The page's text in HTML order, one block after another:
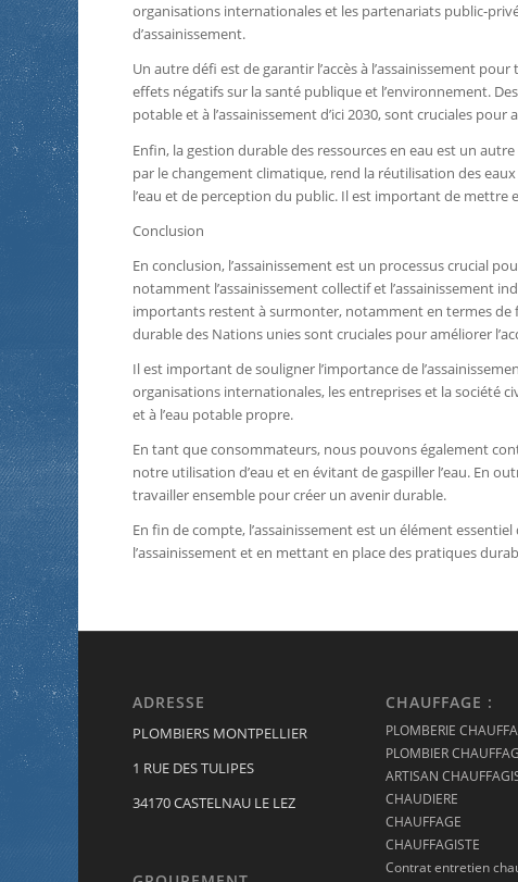
organisations internationales et les partenariats public-
d’assainissement.
Un autre défi est de garantir l’accès à l’assainissement
effets négatifs sur la santé publique et l’environnement.
potable et à l’assainissement d’ici 2030, sont cruciales
Enfin, la gestion durable des ressources en eau est un
par le changement climatique, rend la réutilisation des
l’eau et de perception du public. Il est important de mettre
Conclusion
En conclusion, l’assainissement est un processus crucial
notamment l’assainissement collectif et l’assainissement
importants restent à surmonter, notamment en termes de
durable des Nations unies sont cruciales pour améliorer
Il est important de souligner l’importance de
organisations internationales, les entreprises et la société
et à l’eau potable propre.
En tant que consommateurs, nous pouvons également
notre utilisation d’eau et en évitant de gaspiller l’eau. En
travailler ensemble pour créer un avenir durable.
En fin de compte, l’assainissement est un élément
l’assainissement et en mettant en place des pratiques
ADRESSE
PLOMBIERS MONTPELLIER
1 RUE DES TULIPES
34170 CASTELNAU LE LEZ
CHAUFFAGE :
PLOMBERIE
PLOMBIER
ARTISAN
CHAUDIERE
CHAUFFAGE
CHAUFFAGISTE
Contrat entretien